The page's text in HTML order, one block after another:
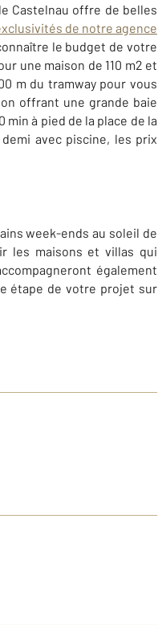
Castelnau offre de belles
de notre agence
le budget de votre
une maison de 110 m2 et
m du tramway pour vous
offrant une grande baie
à pied de la place de la
avec piscine, les prix
week-ends au soleil de
les maisons et villas qui
également
étape de votre projet sur